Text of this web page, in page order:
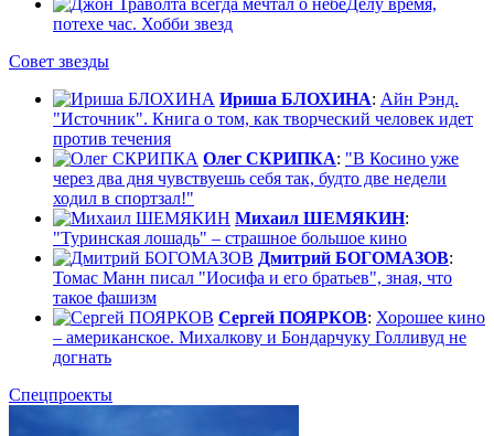
потехе час. Хобби звезд
Совет звезды
Ириша БЛОХИНА: Айн Рэнд.
"Источник". Книга о том, как творческий человек идет
против течения
Олег СКРИПКА: "В Косино уже
через два дня чувствуешь себя так, будто две недели
ходил в спортзал!"
Михаил ШЕМЯКИН:
"Туринская лошадь" – страшное большое кино
Дмитрий БОГОМАЗОВ:
Томас Манн писал "Иосифа и его братьев", зная, что
такое фашизм
Сергей ПОЯРКОВ: Хорошее кино
– американское. Михалкову и Бондарчуку Голливуд не
догнать
Спецпроекты